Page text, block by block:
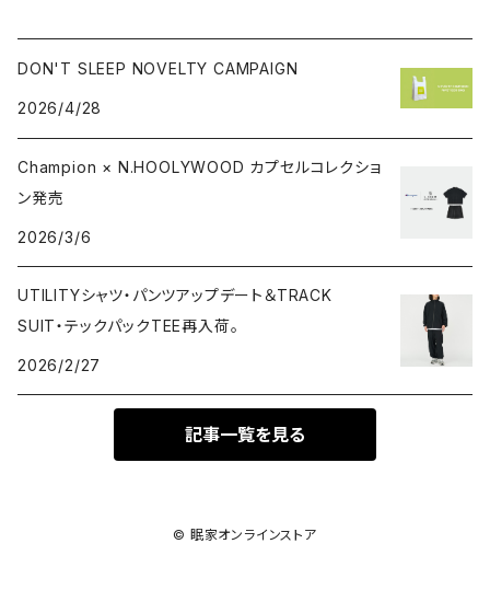
DON'T SLEEP NOVELTY CAMPAIGN
2026/4/28
Champion × N.HOOLYWOOD カプセルコレクショ
ン発売
2026/3/6
UTILITYシャツ・パンツアップデート＆TRACK
SUIT・テックパックTEE再入荷。
2026/2/27
記事一覧を見る
© 眠家オンラインストア